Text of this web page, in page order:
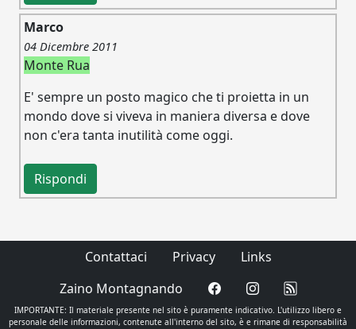
Marco
04 Dicembre 2011
Monte Rua
E' sempre un posto magico che ti proietta in un
mondo dove si viveva in maniera diversa e dove
non c'era tanta inutilità come oggi.
Rispondi
Contattaci Privacy
Links
Zaino Montagnando
IMPORTANTE: Il materiale presente nel sito è puramente indicativo. L'utilizzo libero e
personale delle informazioni, contenute all'interno del sito, è e rimane di responsabilità